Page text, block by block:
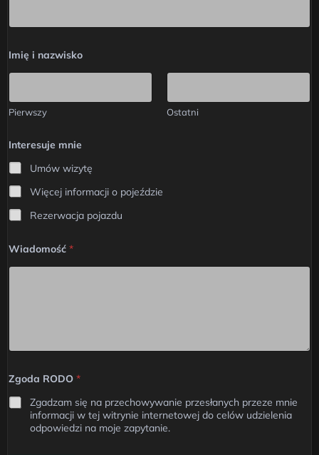
e
z
u
e
r
Imię i nazwisko
Pierwszy Ostatni
Interesuje mnie
Umów wizytę
Więcej informacji o pojeździe
Rezerwacja pojazdu
Wiadomość *
Zgoda RODO *
Zgadzam się na przechowywanie przesłanych przeze mnie
informacji w tej witrynie internetowej do celów udzielenia
odpowiedzi na moje zapytanie.